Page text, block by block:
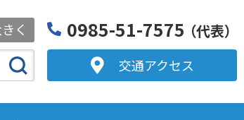
く 0985-51-7575 （代表）
交通アクセス